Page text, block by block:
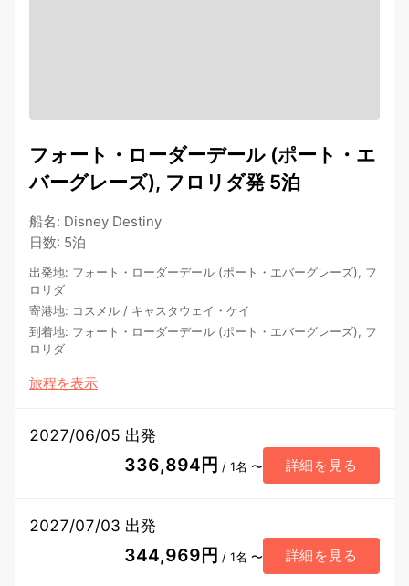
フォート・ローダーデール (ポート・エ
バーグレーズ), フロリダ発 5泊
船名: Disney Destiny
日数: 5泊
出発地: フォート・ローダーデール (ポート・エバーグレーズ), フ
ロリダ
寄港地: コスメル / キャスタウェイ・ケイ
到着地: フォート・ローダーデール (ポート・エバーグレーズ), フ
ロリダ
旅程を表示
2027/06/05 出発
336,894円 / 1名 〜 詳細を見る
2027/07/03 出発
344,969円 / 1名 〜 詳細を見る